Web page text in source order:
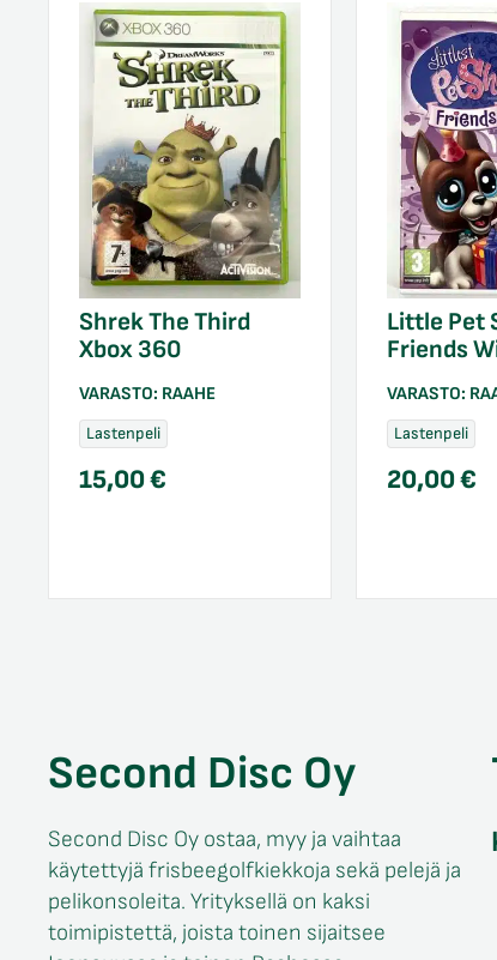
Shrek The Third
Xbox 360
VARASTO: RAAHE
Lastenpeli
15,00€
Little Pet
Friends
VARASTO:
Lastenpeli
20,00€
Second Disc Oy
Second Disc Oy ostaa, myy ja vaihtaa
käytettyjä frisbeegolfkiekkoja sekä pelejä ja
pelikonsoleita. Yrityksellä on kaksi
toimipistettä, joista toinen sijaitsee